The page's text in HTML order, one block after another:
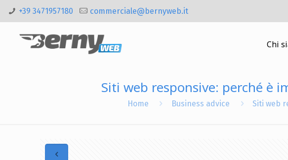
+39 3471957180 commerciale@bernyweb.it
Chi
Siti web responsive: perché è
Home Business advice Siti web